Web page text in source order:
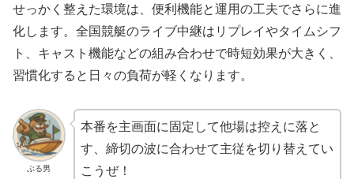
せっかく整えた環境は、便利機能と運用の工夫でさらに進
化します。全国競艇のライブ中継はリプレイやタイムシフ
ト、キャスト機能などの組み合わせで時短効果が大きく、
習慣化すると日々の負荷が軽くなります。
ぶる男
本番を主画面に固定して他場は控えに落と
す、締切の波に合わせて主従を切り替えてい
こうぜ！